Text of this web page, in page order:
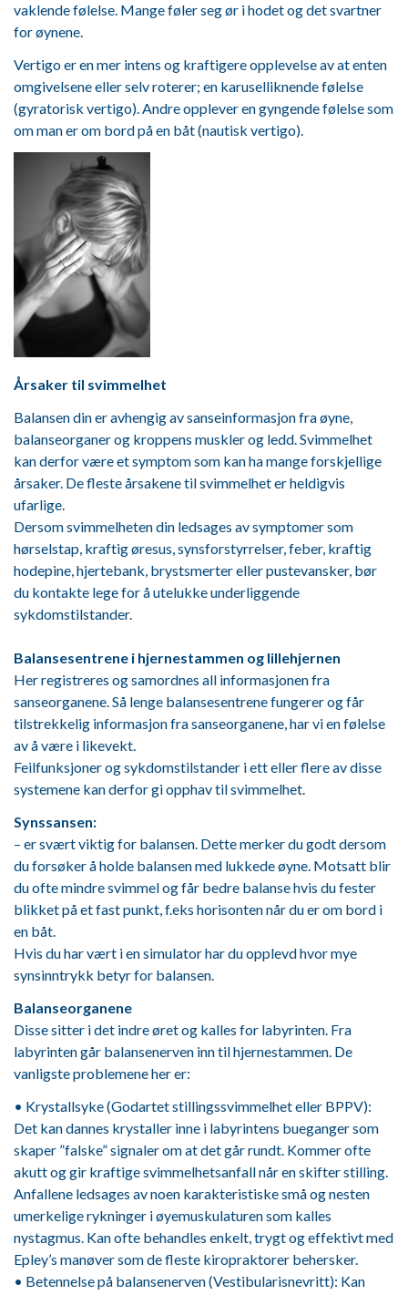
vaklende følelse. Mange føler seg ør i hodet og det svartner
for øynene.
Vertigo er en mer intens og kraftigere opplevelse av at enten
omgivelsene eller selv roterer; en karuselliknende følelse
(gyratorisk vertigo). Andre opplever en gyngende følelse som
om man er om bord på en båt (nautisk vertigo).
Årsaker til svimmelhet
Balansen din er avhengig av sanseinformasjon fra øyne,
balanseorganer og kroppens muskler og ledd. Svimmelhet
kan derfor være et symptom som kan ha mange forskjellige
årsaker. De fleste årsakene til svimmelhet er heldigvis
ufarlige.
Dersom svimmelheten din ledsages av symptomer som
hørselstap, kraftig øresus, synsforstyrrelser, feber, kraftig
hodepine, hjertebank, brystsmerter eller pustevansker, bør
du kontakte lege for å utelukke underliggende
sykdomstilstander.
Balansesentrene i hjernestammen og lillehjernen
Her registreres og samordnes all informasjonen fra
sanseorganene. Så lenge balansesentrene fungerer og får
tilstrekkelig informasjon fra sanseorganene, har vi en følelse
av å være i likevekt.
Feilfunksjoner og sykdomstilstander i ett eller flere av disse
systemene kan derfor gi opphav til svimmelhet.
Synssansen:
– er svært viktig for balansen. Dette merker du godt dersom
du forsøker å holde balansen med lukkede øyne. Motsatt blir
du ofte mindre svimmel og får bedre balanse hvis du fester
blikket på et fast punkt, f.eks horisonten når du er om bord i
en båt.
Hvis du har vært i en simulator har du opplevd hvor mye
synsinntrykk betyr for balansen.
Balanseorganene
Disse sitter i det indre øret og kalles for labyrinten. Fra
labyrinten går balansenerven inn til hjernestammen. De
vanligste problemene her er:
• Krystallsyke (Godartet stillingssvimmelhet eller BPPV):
Det kan dannes krystaller inne i labyrintens bueganger som
skaper ”falske” signaler om at det går rundt. Kommer ofte
akutt og gir kraftige svimmelhetsanfall når en skifter stilling.
Anfallene ledsages av noen karakteristiske små og nesten
umerkelige rykninger i øyemuskulaturen som kalles
nystagmus. Kan ofte behandles enkelt, trygt og effektivt med
Epley’s manøver som de fleste kiropraktorer behersker.
• Betennelse på balansenerven (Vestibularisnevritt): Kan